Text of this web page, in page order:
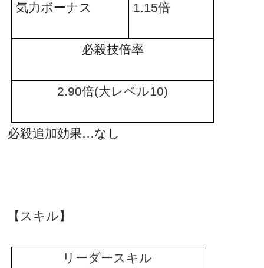
気力ボーナス 1.15倍
必殺技倍率
2.90倍(大レベル10)
必殺追加効果…なし
【スキル】
リーダースキル